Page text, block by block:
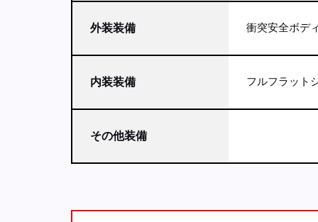
外装装備 衝突安全ボデ
内装装備 フルフラット
その他装備